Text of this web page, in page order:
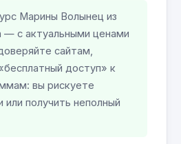
Марины Волынец из
— с актуальными ценами
сайтам,
доступ» к
вы рискуете
или получить неполный